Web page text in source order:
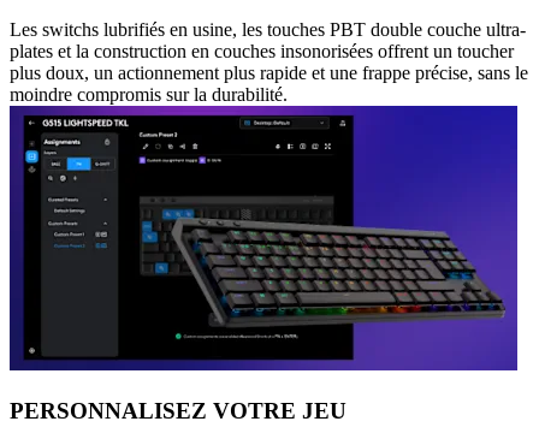
Les switchs lubrifiés en usine, les touches PBT double couche ultra-
plates et la construction en couches insonorisées offrent un toucher
plus doux, un actionnement plus rapide et une frappe précise, sans le
moindre compromis sur la durabilité.
PERSONNALISEZ VOTRE JEU